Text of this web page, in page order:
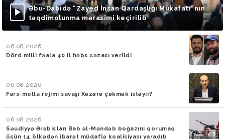
Əbu-Dabidə “Zayed İnsan Qardaşlığı Mükafatı”nın
təqdimolunma mərasimi keçirilib
06.08.2026
Dörd milli fəala 40 il həbs cəzası verildi
06.08.2026
Fars-molla rejimi savaşı Xəzərə çəkmək istəyir?
06.08.2026
Səudiyyə Ərəbistan Bab əl-Məndəb boğazını qorumaq
üçün 14 ölkədən ibarət müdafiə koalisiyası yaradıb